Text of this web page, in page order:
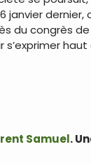
janvier dernier,
du congrès
Samuel.